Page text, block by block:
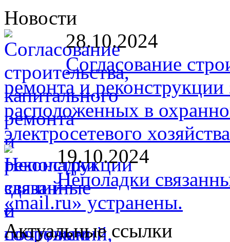
Новости
28.10.2024
Согласование
ремонта и
расположенных в
электросетевого
19.10.2024
Неполадки
«mail.ru» устранены.
Актуальные ссылки